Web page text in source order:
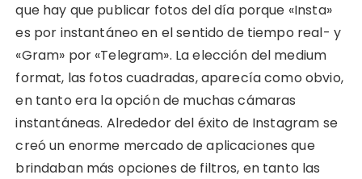
que hay que publicar fotos del día porque «Insta»
es por instantáneo en el sentido de tiempo real- y
«Gram» por «Telegram». La elección del medium
format, las fotos cuadradas, aparecía como obvio,
en tanto era la opción de muchas cámaras
instantáneas. Alrededor del éxito de Instagram se
creó un enorme mercado de aplicaciones que
brindaban más opciones de filtros, en tanto las